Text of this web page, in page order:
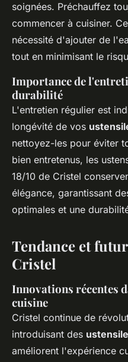
soignées. Préchauffez
commencer à cuisiner.
nécessité d'ajouter de
tout en minimisant le
Importance de
durabilité
L'entretien régulier est
longévité de vos
nettoyez-les pour éviter
bien entretenus, les
18/10 de Cristel
élégance, garantissant
optimales et une
Tendance et
Cristel
Innovations récentes
cuisine
Cristel continue de
introduisant des
améliorent l'expérience